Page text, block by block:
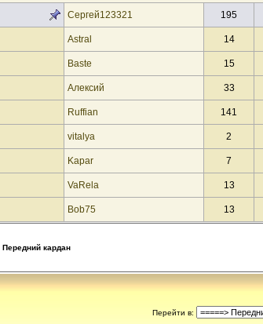
Сергей123321 195
Astral 14
Baste 15
Алексий 33
Ruffian 141
vitalya 2
Kapar 7
VaRela 13
Bob75 13
Передний кардан
Перейти в: